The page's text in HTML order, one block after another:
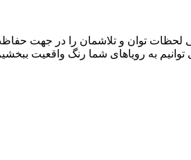
یک تجربه لذتبخش برای شما است. به صورت ۲۴ ساعته و در تمامی